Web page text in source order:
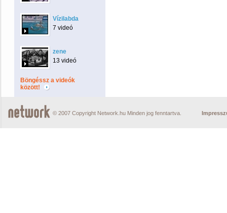
Vízilabda
7 videó
zene
13 videó
Böngéssz a videók
között!
© 2007 Copyright Network.hu Minden jog fenntartva.